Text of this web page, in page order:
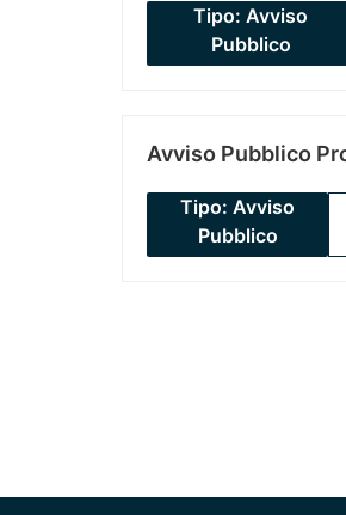
Tipo: Avviso
Pubblico
Avviso Pubblico
Tipo: Avviso
Pubblico